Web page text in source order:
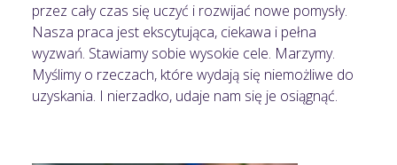
przez cały czas się uczyć i rozwijać nowe pomysły.
Nasza praca jest ekscytująca, ciekawa i pełna
wyzwań. Stawiamy sobie wysokie cele. Marzymy.
Myślimy o rzeczach, które wydają się niemożliwe do
uzyskania. I nierzadko, udaje nam się je osiągnąć.